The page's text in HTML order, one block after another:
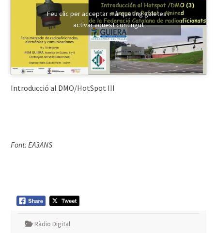
Feu clic per acceptar màrqueting galetes i
activar aquest contingut
Introducció al DMO/HotSpot III
Font: EA3ANS
Ràdio Digital